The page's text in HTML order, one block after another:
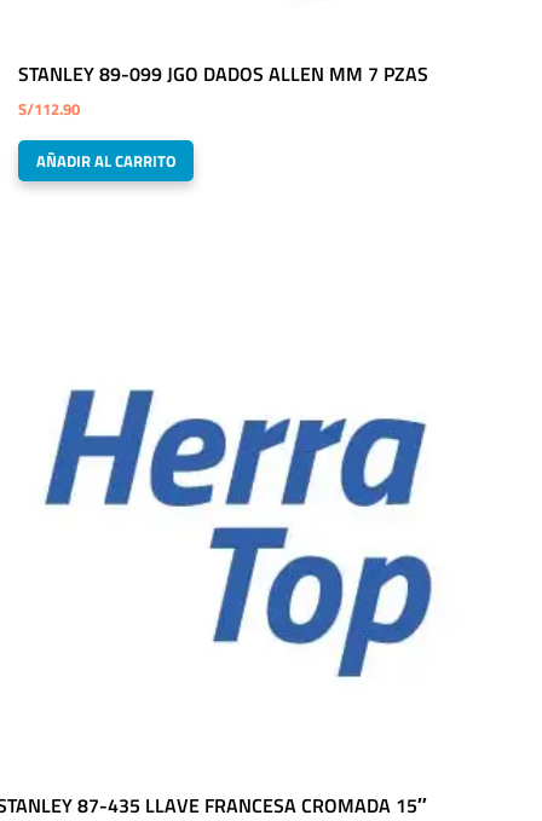
STANLEY 89-099 JGO DADOS ALLEN MM 7 PZAS
S/112.90
AÑADIR AL CARRITO
87-435 LLAVE FRANCESA CROMADA 15″